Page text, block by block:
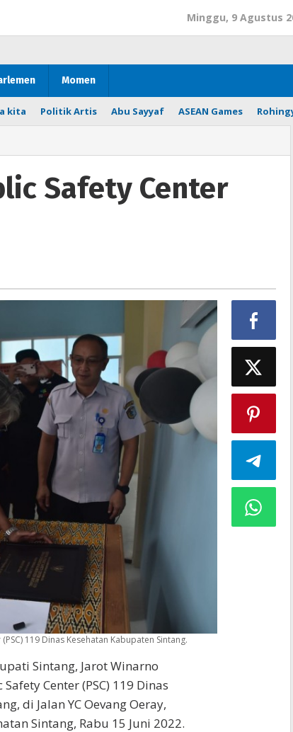
Minggu, 9 Agustus
Momen
kita Politik Artis Abu Sayyaf ASEAN Games
Safety Center
119 Dinas Kesehatan Kabupaten Sintang.
Sintang, Jarot Winarno
Center (PSC) 119 Dinas
di Jalan YC Oevang Oeray,
Sintang, Rabu 15 Juni 2022.